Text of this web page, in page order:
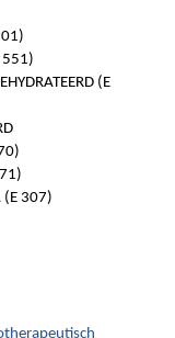
551)
(E
(E 307)